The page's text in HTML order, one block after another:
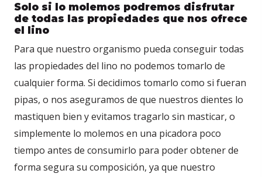
Solo si lo molemos podremos disfrutar
de todas las propiedades que nos ofrece
el lino
Para que nuestro organismo pueda conseguir todas
las propiedades del lino no podemos tomarlo de
cualquier forma. Si decidimos tomarlo como si fueran
pipas, o nos aseguramos de que nuestros dientes lo
mastiquen bien y evitamos tragarlo sin masticar, o
simplemente lo molemos en una picadora poco
tiempo antes de consumirlo para poder obtener de
forma segura su composición, ya que nuestro